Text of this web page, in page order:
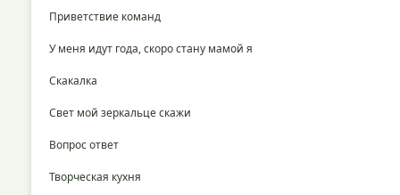
Приветствие команд
У меня идут года, скоро стану мамой я
Скакалка
Свет мой зеркальце скажи
Вопрос ответ
Творческая кухня